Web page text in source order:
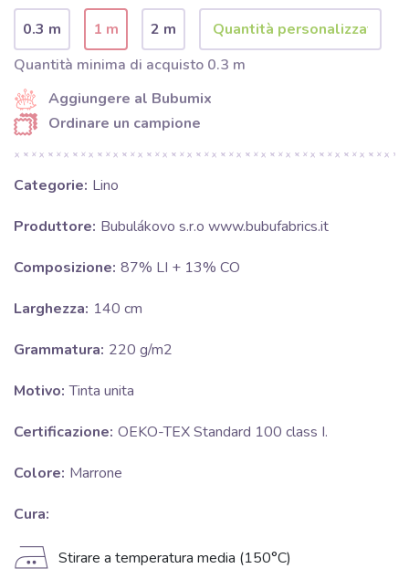
0.3 m 1 m
2 m
Quantità minima di acquisto 0.3 m
Aggiungere al Bubumix
Ordinare un campione
Categorie: Lino
Produttore: Bubulákovo s.r.o www.bubufabrics.it
Composizione: 87% LI + 13% CO
Larghezza: 140 cm
Grammatura: 220 g/m2
Motivo: Tinta unita
Certificazione: OEKO-TEX Standard 100 class I.
Colore: Marrone
Cura:
E Stirare a temperatura media (150°C)